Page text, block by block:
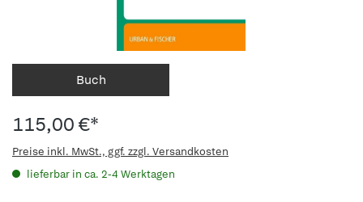
Buch
115,00 €*
Preise inkl. MwSt., ggf. zzgl. Versandkosten
lieferbar in ca. 2-4 Werktagen